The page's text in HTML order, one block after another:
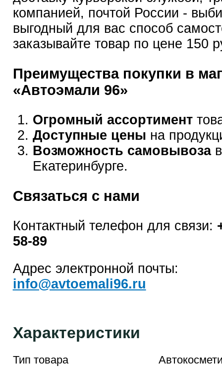
компанией, почтой России -
выгодный для вас способ
заказывайте товар по цене 150
Преимущества покупки в
«Автоэмали 96»
Огромный ассортимент
Доступные цены на
Возможность самовывозав
Екатеринбурге.
Связаться с нами
Контактный телефон для связи:
58-89
Адрес электронной почты:
info@avtoemali96.ru
Характеристики
Тип товара